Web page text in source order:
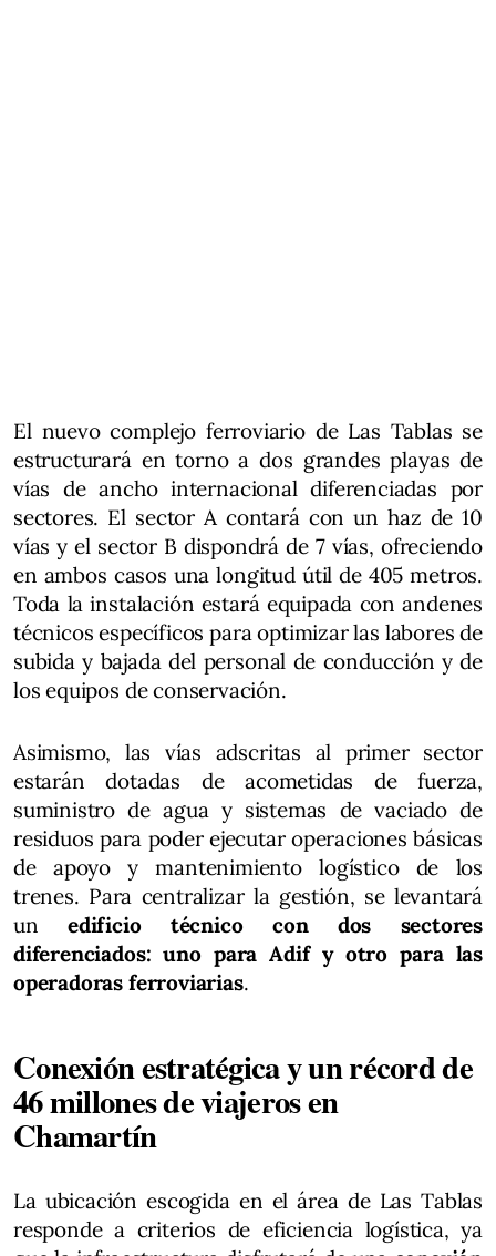
El nuevo complejo ferroviario de Las Tablas se
estructurará en torno a dos grandes playas de
vías de ancho internacional diferenciadas por
sectores. El sector A contará con un haz de 10
vías y el sector B dispondrá de 7 vías, ofreciendo
en ambos casos una longitud útil de 405 metros.
Toda la instalación estará equipada con andenes
técnicos específicos para optimizar las labores de
subida y bajada del personal de conducción y de
los equipos de conservación.
Asimismo, las vías adscritas al primer sector
estarán dotadas de acometidas de fuerza,
suministro de agua y sistemas de vaciado de
residuos para poder ejecutar operaciones básicas
de apoyo y mantenimiento logístico de los
trenes. Para centralizar la gestión, se levantará
un edificio técnico con dos sectores
diferenciados: uno para Adif y otro para las
operadoras ferroviarias.
Conexión estratégica y un récord de
46 millones de viajeros en
Chamartín
La ubicación escogida en el área de Las Tablas
responde a criterios de eficiencia logística, ya